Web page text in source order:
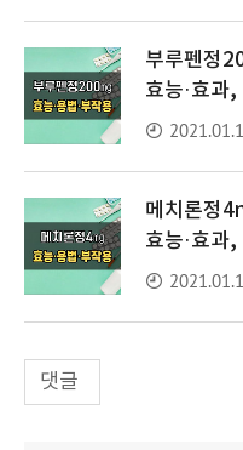
부루펜정
효능·효과
메치론정
효능·효과
댓글